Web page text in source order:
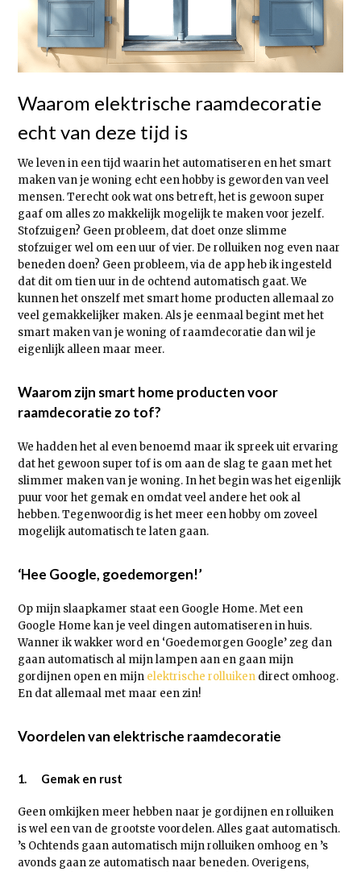
Waarom elektrische raamdecoratie
echt van deze tijd is
We leven in een tijd waarin het automatiseren en het smart
maken van je woning echt een hobby is geworden van veel
mensen. Terecht ook wat ons betreft, het is gewoon super
gaaf om alles zo makkelijk mogelijk te maken voor jezelf.
Stofzuigen? Geen probleem, dat doet onze slimme
stofzuiger wel om een uur of vier. De rolluiken nog even naar
beneden doen? Geen probleem, via de app heb ik ingesteld
dat dit om tien uur in de ochtend automatisch gaat. We
kunnen het onszelf met smart home producten allemaal zo
veel gemakkelijker maken. Als je eenmaal begint met het
smart maken van je woning of raamdecoratie dan wil je
eigenlijk alleen maar meer.
Waarom zijn smart home producten voor
raamdecoratie zo tof?
We hadden het al even benoemd maar ik spreek uit ervaring
dat het gewoon super tof is om aan de slag te gaan met het
slimmer maken van je woning. In het begin was het eigenlijk
puur voor het gemak en omdat veel andere het ook al
hebben. Tegenwoordig is het meer een hobby om zoveel
mogelijk automatisch te laten gaan.
‘Hee Google, goedemorgen!’
Op mijn slaapkamer staat een Google Home. Met een
Google Home kan je veel dingen automatiseren in huis.
Wanner ik wakker word en ‘Goedemorgen Google’ zeg dan
gaan automatisch al mijn lampen aan en gaan mijn
gordijnen open en mijn elektrische rolluiken direct omhoog.
En dat allemaal met maar een zin!
Voordelen van elektrische raamdecoratie
1. Gemak en rust
Geen omkijken meer hebben naar je gordijnen en rolluiken
is wel een van de grootste voordelen. Alles gaat automatisch.
’s Ochtends gaan automatisch mijn rolluiken omhoog en ’s
avonds gaan ze automatisch naar beneden. Overigens,